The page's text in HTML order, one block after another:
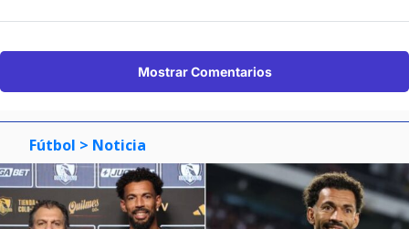
Mostrar Comentarios
Fútbol > Noticia